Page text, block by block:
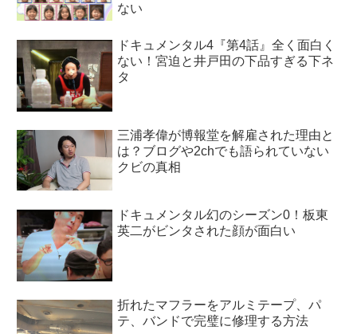
ない
ドキュメンタル4『第4話』全く面白く
ない！宮迫と井戸田の下品すぎる下ネ
タ
三浦孝偉が博報堂を解雇された理由と
は？ブログや2chでも語られていない
クビの真相
ドキュメンタル幻のシーズン0！板東
英二がビンタされた顔が面白い
折れたマフラーをアルミテープ、パ
テ、バンドで完璧に修理する方法